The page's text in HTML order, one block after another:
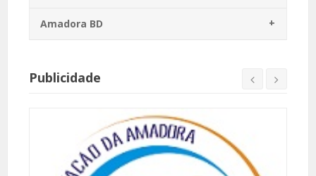
Amadora BD
Publicidade